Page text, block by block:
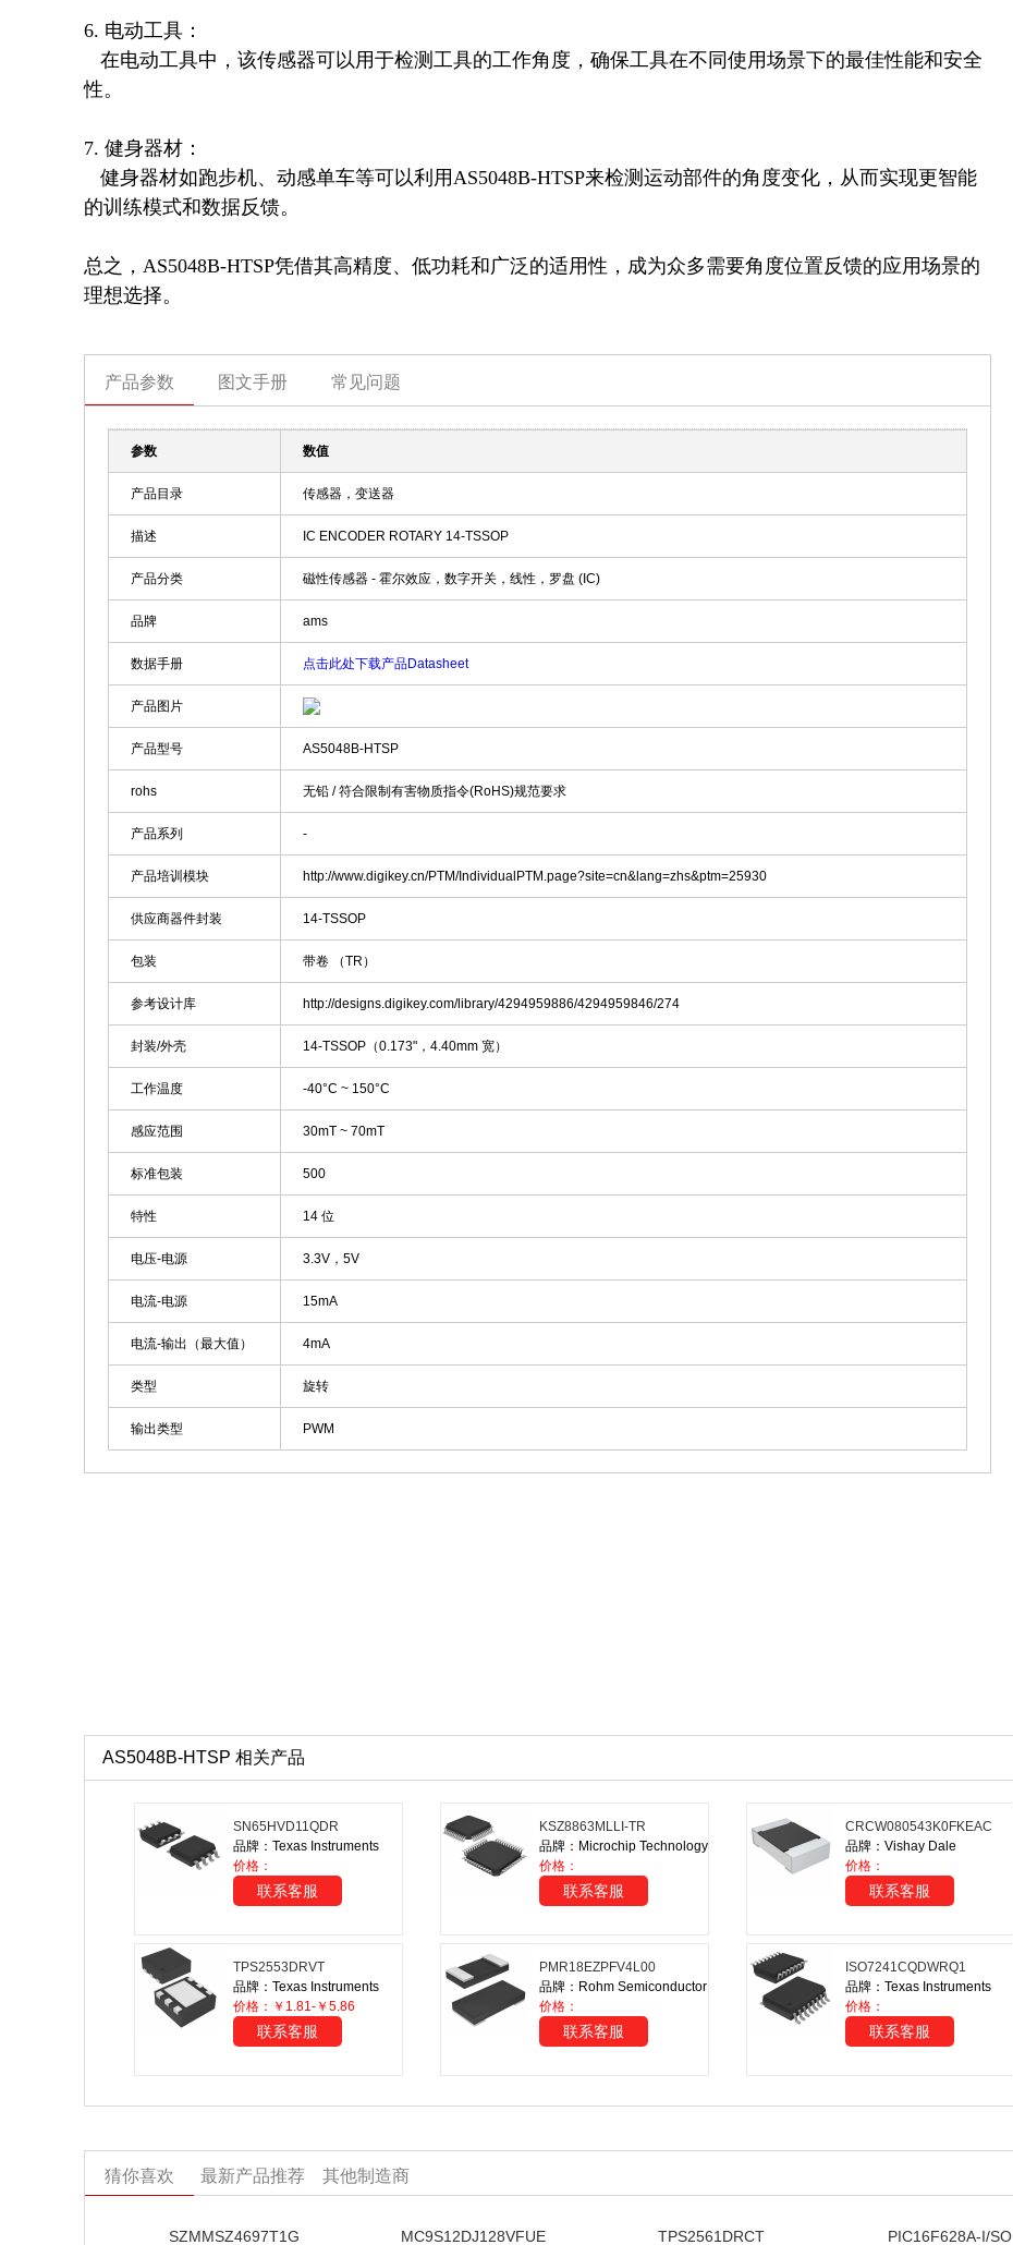
6. 电动工具：
性。
7. 健身器材：
的训练模式和数据反馈。
总之，AS5048B-HTSP凭借其高精度、低功耗和广泛的适用性，成为众多需要角度位置反馈的应用场景的
理想选择。
产品参数 图文手册 常见问题
参数 数值
产品目录 传感器，变送器
描述 IC ENCODER ROTARY 14-TSSOP
产品分类 磁性传感器 - 霍尔效应，数字开关，线性，罗盘 (IC)
品牌 ams
数据手册 点击此处下载产品Datasheet
产品图片
产品型号 AS5048B-HTSP
rohs 无铅 / 符合限制有害物质指令(RoHS)规范要求
产品系列 -
产品培训模块 http://www.digikey.cn/PTM/IndividualPTM.page?site=cn&lang=zhs&ptm=25930
供应商器件封装 14-TSSOP
包装 带卷 （TR）
参考设计库 http://designs.digikey.com/library/4294959886/4294959846/274
封装/外壳 14-TSSOP（0.173"，4.40mm 宽）
工作温度 -40°C ~ 150°C
感应范围 30mT ~ 70mT
标准包装 500
特性 14 位
电压-电源 3.3V，5V
电流-电源 15mA
电流-输出（最大值） 4mA
类型 旋转
输出类型 PWM
AS5048B-HTSP 相关产品
SN65HVD11QDR
品牌：Texas Instruments
价格：
联系客服
KSZ8863MLLI-TR
品牌：Microchip Technology
价格：
联系客服
CRCW080543K0FKEAC
品牌：Vishay Dale
价格：
联系客服
TPS2553DRVT
品牌：Texas Instruments
价格：￥1.81-￥5.86
联系客服
PMR18EZPFV4L00
品牌：Rohm Semiconductor
价格：
联系客服
ISO7241CQDWRQ1
品牌：Texas Instruments
价格：
联系客服
猜你喜欢 最新产品推荐 其他制造商
SZMMSZ4697T1G MC9S12DJ128VFUE TPS2561DRCT PIC16F628A-I/SO